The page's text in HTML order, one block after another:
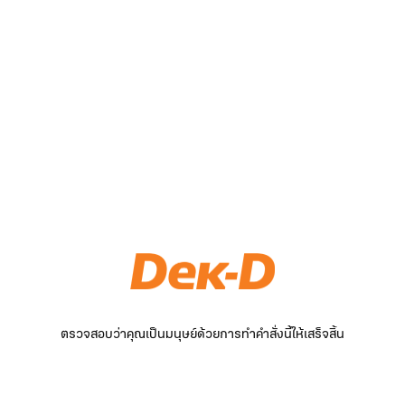
ตรวจสอบว่าคุณเป็นมนุษย์ด้วยการทำคำสั่งนี้ให้เสร็จสิ้น